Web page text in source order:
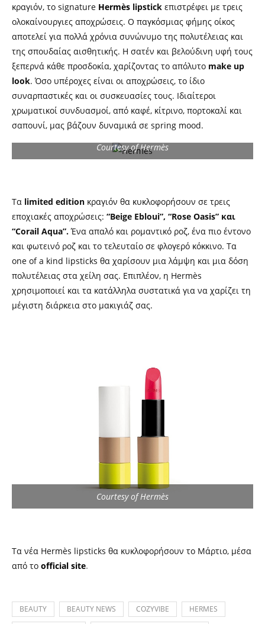
κραγιόν, το signature Hermès lipstick επιστρέφει με τρεις
ολοκαίνουργιες αποχρώσεις. Ο παγκόσμιας φήμης οίκος
αποτελεί για πολλά χρόνια συνώνυμο της πολυτέλειας και
της σπουδαίας αισθητικής. Η σατέν και βελούδινη υφή τους
ξεπερνά κάθε προσδοκία, χαρίζοντας το απόλυτο make up
look. Όσο υπέροχες είναι οι αποχρώσεις, το ίδιο
συναρπαστικές και οι συσκευασίες τους. Ιδιαίτεροι
χρωματικοί συνδυασμοί, από καφέ, κίτρινο, πορτοκαλί και
σαπουνί, μας βάζουν δυναμικά σε spring mood.
Courtesy of Hermès
Τα limited edition κραγιόν θα κυκλοφορήσουν σε τρεις
εποχιακές αποχρώσεις: “Beige Ebloui”, “Rose Oasis” και
“Corail Aqua”.Ένα απαλό και ρομαντικό ροζ, ένα πιο έντονο
και φωτεινό ροζ και το τελευταίο σε φλογερό κόκκινο. Τα
one of a kind lipsticks θα χαρίσουν μια λάμψη και μια δόση
πολυτέλειας στα χείλη σας. Επιπλέον, η Hermès
χρησιμοποιεί και τα κατάλληλα συστατικά για να χαρίζει τη
μέγιστη διάρκεια στο μακιγιάζ σας.
Courtesy of Hermès
Τα νέα Hermès lipsticks θα κυκλοφορήσουν το Μάρτιο, μέσα
από το official site.
BEAUTY BEAUTY NEWS COZYVIBE
HERMES